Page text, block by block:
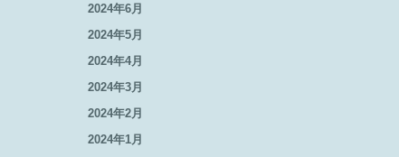
2024年6月
2024年5月
2024年4月
2024年3月
2024年2月
2024年1月